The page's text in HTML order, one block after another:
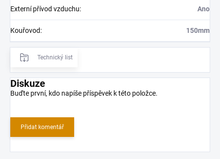
Externí přívod vzduchu: Ano
Kouřovod: 150mm
Technický list
Diskuze
Buďte první, kdo napíše příspěvek k této položce.
Přidat komentář